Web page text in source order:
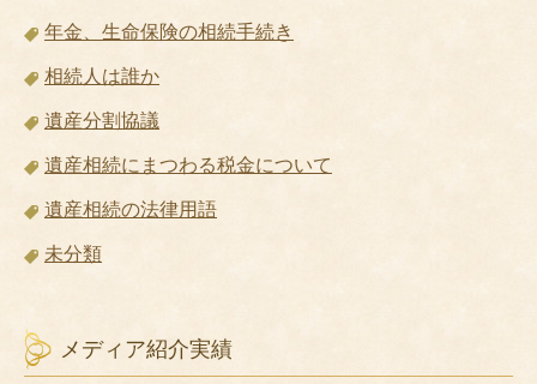
年金、生命保険の相続手続き
相続人は誰か
遺産分割協議
遺産相続にまつわる税金について
遺産相続の法律用語
未分類
メディア紹介実績